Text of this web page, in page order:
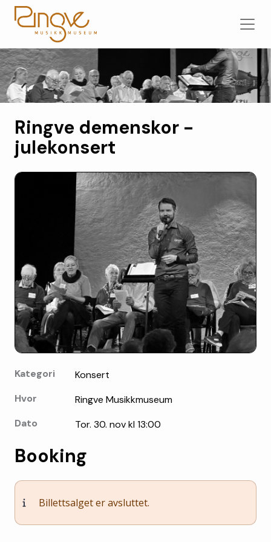
Ringve demenskor -
julekonsert
Kategori
Konsert
Hvor
Ringve Musikkmuseum
Dato
Tor. 30. nov kl 13:00
Booking
Billettsalget er avsluttet.